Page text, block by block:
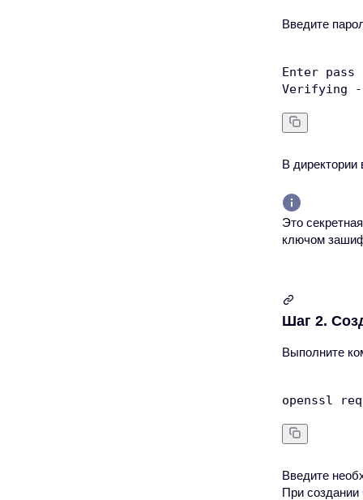
Введите
Enter
В
Это
ключом
Шаг 2.
Выполните
Введите
При создании